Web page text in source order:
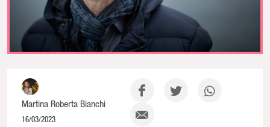
Martina Roberta Bianchi
16/03/2023